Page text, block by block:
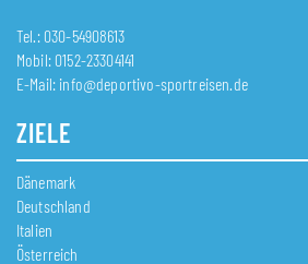
Tel.: 030-54908613
Mobil: 0152-23304141
E-Mail: info@deportivo-sportreisen.de
ZIELE
Dänemark
Deutschland
Italien
Österreich